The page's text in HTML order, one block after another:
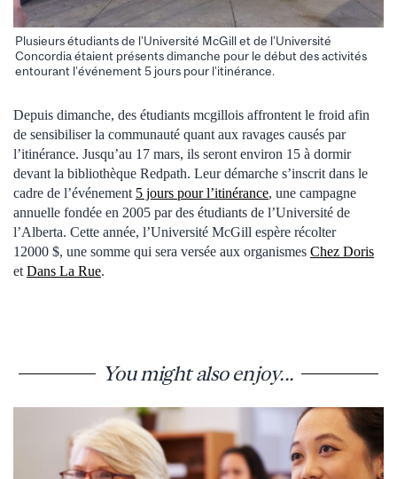
Plusieurs étudiants de l’Université McGill et de l’Université
Concordia étaient présents dimanche pour le début des activités
entourant l’événement 5 jours pour l’itinérance.
Depuis dimanche, des étudiants mcgillois affrontent le froid afin
de sensibiliser la communauté quant aux ravages causés par
l’itinérance. Jusqu’au 17 mars, ils seront environ 15 à dormir
devant la bibliothèque Redpath. Leur démarche s’inscrit dans le
cadre de l’événement 5 jours pour l’itinérance, une campagne
annuelle fondée en 2005 par des étudiants de l’Université de
l’Alberta. Cette année, l’Université McGill espère récolter
12000 $, une somme qui sera versée aux organismes Chez Doris
et Dans La Rue.
You might also enjoy...